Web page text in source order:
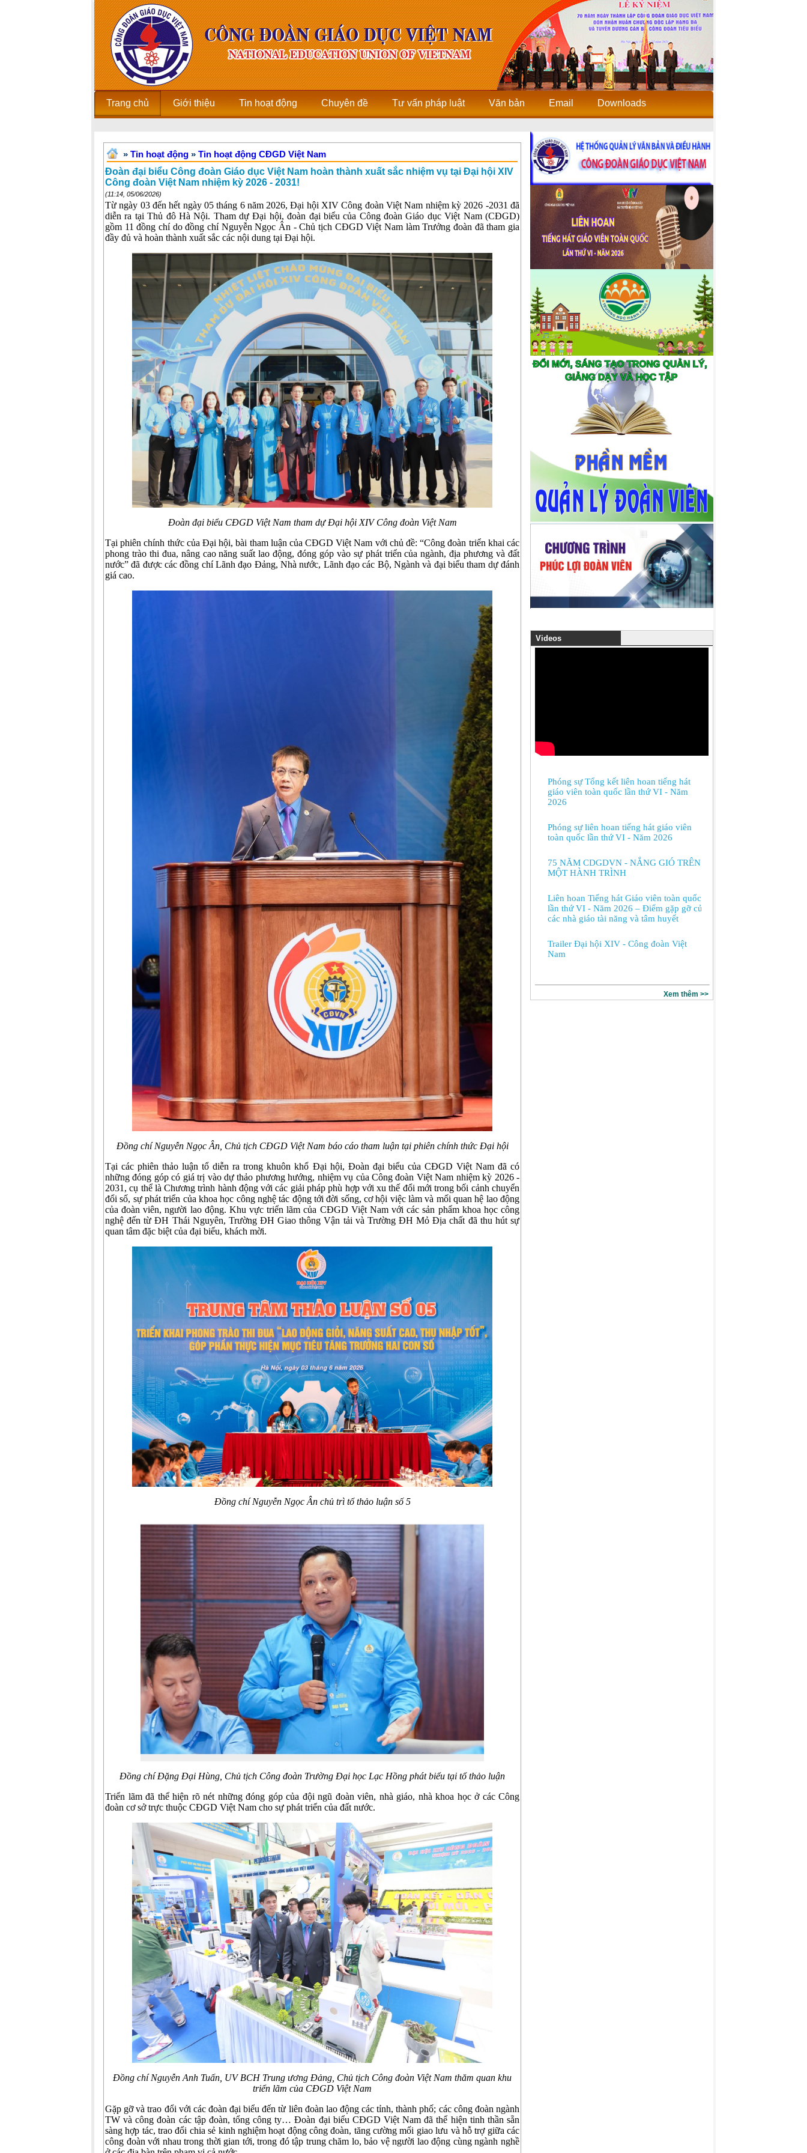
Trang chủ Giới thiệu Tin hoạt động Chuyên đề Tư vấn pháp luật Văn bản Email Downloads
» Tin hoạt động » Tin hoạt động CĐGD Việt Nam
Đoàn đại biểu Công đoàn Giáo dục Việt Nam hoàn thành xuất sắc nhiệm vụ tại Đại hội XIV
Công đoàn Việt Nam nhiệm kỳ 2026 - 2031!
(11:14, 05/06/2026)
Từ ngày 03 đến hết ngày 05 tháng 6 năm 2026, Đại hội XIV Công đoàn Việt Nam nhiệm kỳ 2026 -2031 đã
diễn ra tại Thủ đô Hà Nội. Tham dự Đại hội, đoàn đại biểu của Công đoàn Giáo dục Việt Nam (CĐGD)
gồm 11 đồng chí do đồng chí Nguyễn Ngọc Ân - Chủ tịch CĐGD Việt Nam làm Trưởng đoàn đã tham gia
đầy đủ và hoàn thành xuất sắc các nội dung tại Đại hội.
Đoàn đại biểu CĐGD Việt Nam tham dự Đại hội XIV Công đoàn Việt Nam
Tại phiên chính thức của Đại hội, bài tham luận của CĐGD Việt Nam với chủ đề: “Công đoàn triển khai các
phong trào thi đua, nâng cao năng suất lao động, đóng góp vào sự phát triển của ngành, địa phương và đất
nước” đã được các đồng chí Lãnh đạo Đảng, Nhà nước, Lãnh đạo các Bộ, Ngành và đại biểu tham dự đánh
giá cao.
Đồng chí Nguyễn Ngọc Ân, Chủ tịch CĐGD Việt Nam báo cáo tham luận tại phiên chính thức Đại hội
Tại các phiên thảo luận tổ diễn ra trong khuôn khổ Đại hội, Đoàn đại biểu của CĐGD Việt Nam đã có
những đóng góp có giá trị vào dự thảo phương hướng, nhiệm vụ của Công đoàn Việt Nam nhiệm kỳ 2026 -
2031, cụ thể là Chương trình hành động với các giải pháp phù hợp với xu thế đổi mới trong bối cảnh chuyển
đổi số, sự phát triển của khoa học công nghệ tác động tới đời sống, cơ hội việc làm và mối quan hệ lao động
của đoàn viên, người lao động. Khu vực triển lãm của CĐGD Việt Nam với các sản phẩm khoa học công
nghệ đến từ ĐH Thái Nguyên, Trường ĐH Giao thông Vận tải và Trường ĐH Mỏ Địa chất đã thu hút sự
quan tâm đặc biệt của đại biểu, khách mời.
Đồng chí Nguyễn Ngọc Ânchủ trì tổ thảo luận số 5
Đồng chí Đặng Đại Hùng, Chủ tịch Công đoàn Trường Đại học Lạc Hồng phát biểu tại tổ thảo luận
Triển lãm đã thể hiện rõ nét những đóng góp của đội ngũ đoàn viên, nhà giáo, nhà khoa học ở các Công
đoàn cơ sở trực thuộc CĐGD Việt Nam cho sự phát triển của đất nước.
Đồng chí Nguyễn Anh Tuấn, UV BCH Trung ương Đảng, Chủ tịch Công đoàn Việt Nam thăm quan khu
triển lãm của CĐGD Việt Nam
Gặp gỡ và trao đổi với các đoàn đại biểu đến từ liên đoàn lao động các tỉnh, thành phố; các công đoàn ngành
TW và công đoàn các tập đoàn, tổng công ty… Đoàn đại biểu CĐGD Việt Nam đã thể hiện tinh thần sẵn
sàng hợp tác, trao đổi chia sẻ kinh nghiệm hoạt động công đoàn, tăng cường mối giao lưu và hỗ trợ giữa các
công đoàn với nhau trong thời gian tới, trong đó tập trung chăm lo, bảo vệ người lao động cùng ngành nghề
Videos
Phóng sự Tổng kết liên hoan tiếng hát
giáo viên toàn quốc lần thứ VI - Năm
2026
Phóng sự liên hoan tiếng hát giáo viên
toàn quốc lần thứ VI - Năm 2026
75 NĂM CDGDVN - NẮNG GIÓ TRÊN
MỘT HÀNH TRÌNH
Liên hoan Tiếng hát Giáo viên toàn quốc
lần thứ VI - Năm 2026 – Điểm gặp gỡ của
các nhà giáo tài năng và tâm huyết
Trailer Đại hội XIV - Công đoàn Việt
Nam
Xem thêm >>